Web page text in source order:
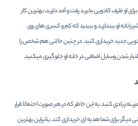
او ظرف کادویی بخرید رفت و آمد دارید، بهترین کار
او بیندازید و ببینید که کم و کسری های وی
جدید خریداری کنید. در چنین حالتی هم شخص را
شدن وسایل اضافی در خانه او جلوگیری میکنید.
زیادی کنید. به این خاطر که در هر صورت احتمالا قرار
برای شما هدیه ای خریداری کند. بنابراین بهترین